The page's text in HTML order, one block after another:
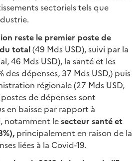
sectoriels tels que
reste le premier poste de
du total(49 Mds USD), suivi par la
46 Mds USD), la santé et les
des dépenses, 37 Mds USD,) puis
régionale (27 Mds USD,
de dépenses sont
en baisse par rapport à
notamment lesecteur santé et
principalement en raison de la
liées à la Covid-19.